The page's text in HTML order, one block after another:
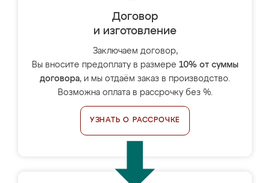
Договор
и изготовление
Заключаем договор,
Вы вносите предоплату в размере 10% от суммы
договора, и мы отдаём заказ в производство.
Возможна оплата в рассрочку без %.
УЗНАТЬ О РАССРОЧКЕ